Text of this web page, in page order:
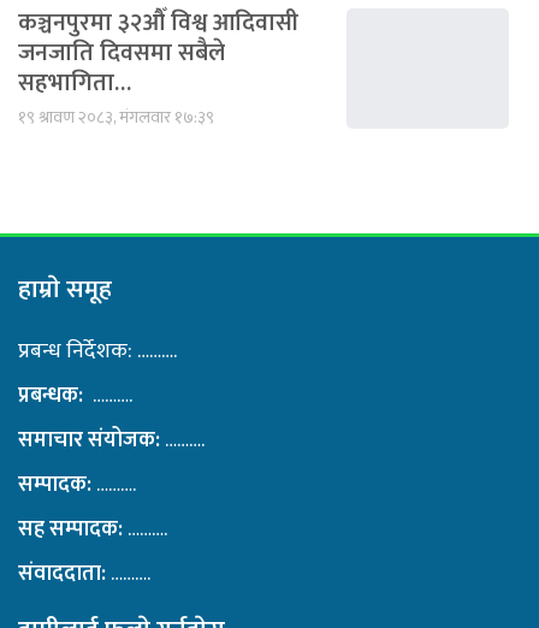
कञ्चनपुरमा ३२औँ विश्व आदिवासी
जनजाति दिवसमा सबैले
सहभागिता…
१९ श्रावण २०८३, मंगलवार १७:३९
हाम्राे समूह
प्रबन्ध निर्देशक: ……….
प्रबन्धक: ……….
समाचार संयोजक:……….
सम्पादक:……….
सह सम्पादक:……….
संवाददाता:……….